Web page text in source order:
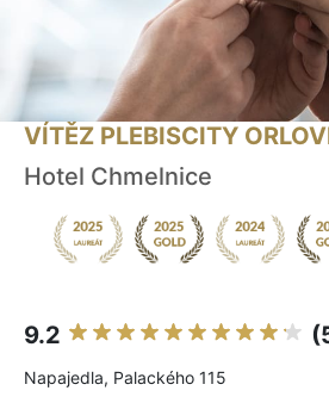
VÍTĚZ PLEBISCITY
Hotel Chmelnice
9.2
Napajedla, Palackého 115